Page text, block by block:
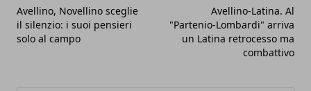
Avellino, Novellino sceglie
il silenzio: i suoi pensieri
solo al campo
Avellino-Latina. Al
"Partenio-Lombardi" arriva
un Latina retrocesso ma
combattivo